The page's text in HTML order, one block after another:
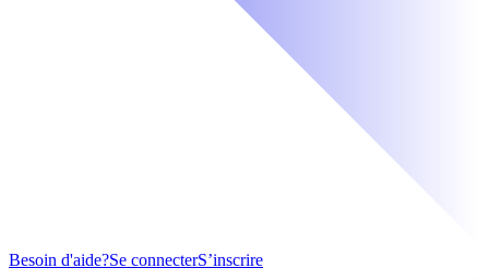
Besoin d'aide?Se connecterS’inscrire